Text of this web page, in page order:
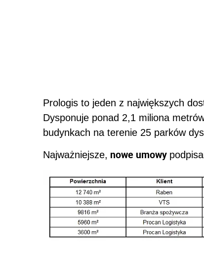
Prologis to jeden z największych
Dysponuje ponad 2,1 miliona
budynkach na terenie 25 parków
Najważniejsze, nowe umowy